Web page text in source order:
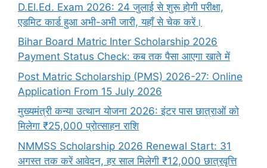
D.El.Ed. Exam 2026: 24 जुलाई से शुरू होगी परीक्षा,
एडमिट कार्ड हुआ अभी-अभी जारी, यहाँ से चेक करें।
Bihar Board Matric Inter Scholarship 2026
Payment Status Check: कब तक पैसा आएगा खाते में
Post Matric Scholarship (PMS) 2026-27: Online
Application From 15 July 2026
मुख्यमंत्री कन्या उत्थान योजना 2026: इंटर पास छात्राओं को
मिलेगा ₹25,000 प्रोत्साहन राशि
NMMSS Scholarship 2026 Renewal Start: 31
अगस्त तक करें आवेदन, हर साल मिलेगी ₹12,000 छात्रवृत्ति